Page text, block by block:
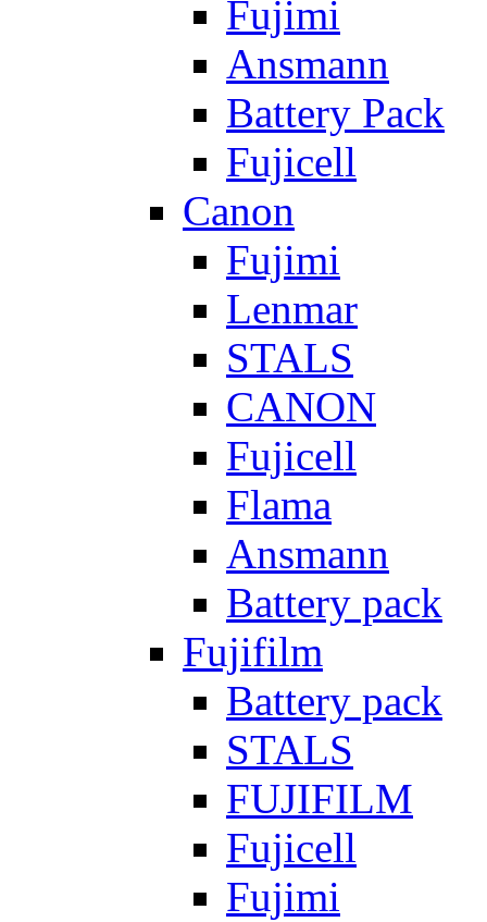
Fujimi
Ansmann
Battery Pack
Fujicell
Canon
Fujimi
Lenmar
STALS
CANON
Fujicell
Flama
Ansmann
Battery pack
Fujifilm
Battery pack
STALS
FUJIFILM
Fujicell
Fujimi